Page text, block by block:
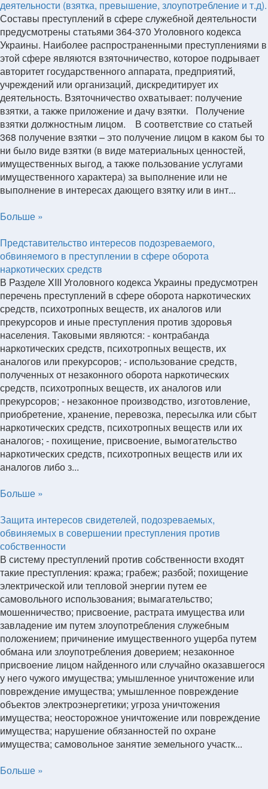
деятельности (взятка, превышение, злоупотребление и т.д).
Составы преступлений в сфере служебной деятельности
предусмотрены статьями 364-370 Уголовного кодекса
Украины. Наиболее распространенными преступлениями в
этой сфере являются взяточничество, которое подрывает
авторитет государственного аппарата, предприятий,
учреждений или организаций, дискредитирует их
деятельность. Взяточничество охватывает: получение
взятки, а также приложение и дачу взятки. Получение
взятки должностным лицом. В соответствие со статьей
368 получение взятки – это получение лицом в каком бы то
ни было виде взятки (в виде материальных ценностей,
имущественных выгод, а также пользование услугами
имущественного характера) за выполнение или не
выполнение в интересах дающего взятку или в инт...
Больше »
Представительство интересов подозреваемого,
обвиняемого в преступлении в сфере оборота
наркотических средств
В Разделе XIII Уголовного кодекса Украины предусмотрен
перечень преступлений в сфере оборота наркотических
средств, психотропных веществ, их аналогов или
прекурсоров и иные преступления против здоровья
населения. Таковыми являются: - контрабанда
наркотических средств, психотропных веществ, их
аналогов или прекурсоров; - использование средств,
полученных от незаконного оборота наркотических
средств, психотропных веществ, их аналогов или
прекурсоров; - незаконное производство, изготовление,
приобретение, хранение, перевозка, пересылка или сбыт
наркотических средств, психотропных веществ или их
аналогов; - похищение, присвоение, вымогательство
наркотических средств, психотропных веществ или их
аналогов либо з...
Больше »
Защита интересов свидетелей, подозреваемых,
обвиняемых в совершении преступления против
собственности
В систему преступлений против собственности входят
такие преступления: кража; грабеж; разбой; похищение
электрической или тепловой энергии путем ее
самовольного использования; вымагательство;
мошенничество; присвоение, растрата имущества или
завладение им путем злоупотребления служебным
положением; причинение имущественного ущерба путем
обмана или злоупотребления доверием; незаконное
присвоение лицом найденного или случайно оказавшегося
у него чужого имущества; умышленное уничтожение или
повреждение имущества; умышленное повреждение
объектов электроэнергетики; угроза уничтожения
имущества; неосторожное уничтожение или повреждение
имущества; нарушение обязанностей по охране
имущества; самовольное занятие земельного участк...
Больше »